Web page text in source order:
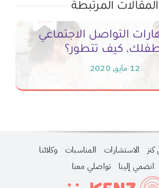
المقالات المرتبطة
التواصل الاجتماعي
كيف تتطور؟
12 مايو, 2020
الاستشارات المناسبات
وكلائنا
انضمي إلينا
تواصلي معنا